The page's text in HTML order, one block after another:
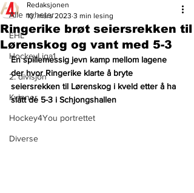
Alle nyheter
EHL
HockeyLiga1
2. divisjon
Kvinner
Hockey4You portrettet
Diverse
Ringerike brøt seiersrekken til
Lørenskog og vant med 5-3
Redaksjonen
10. mars 2023 3 min lesing
En spillemessig jevn kamp mellom lagene
der hvor Ringerike klarte å bryte
seiersrekken til Lørenskog i kveld etter å ha
slått de 5-3 i Schjongshallen